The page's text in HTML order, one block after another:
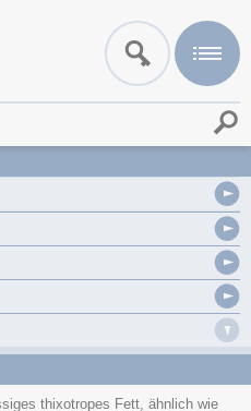
thixotropes Fett, ähnlich wie